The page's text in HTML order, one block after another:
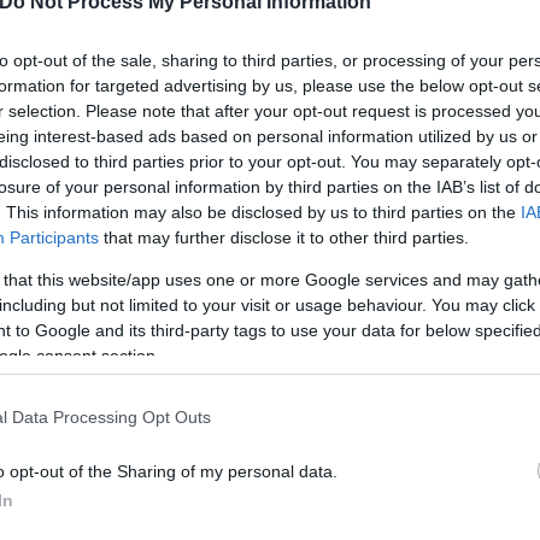
opt-out of the sale, sharing to third parties, or processing of your
for targeted advertising by us, please use the below opt-out
selection. Please note that after your opt-out request is processed
interest-based ads based on personal information utilized by us
to third parties prior to your opt-out. You may separately
of your personal information by third parties on the IAB’s list of
This information may also be disclosed by us to third parties on the
Participants that may further disclose it to other third parties.
that this website/app uses one or more Google services and may
but not limited to your visit or usage behaviour. You may
to Google and its third-party tags to use your data for below
consent section.
Data Processing Opt Outs
opt-out of the Sharing of my personal data.
μου» ανέφεραν στο τηλέφωνο ο κ. Βασίλης
βίντεο στο οποίο αποτυπώνεται η